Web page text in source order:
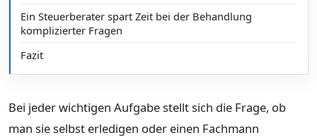
Ein Steuerberater spart Zeit bei der Behandlung
komplizierter Fragen
Fazit
Bei jeder wichtigen Aufgabe stellt sich die Frage, ob
man sie selbst erledigen oder einen Fachmann